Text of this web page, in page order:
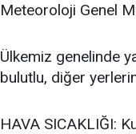
Meteoroloji Genel
Ülkemiz genelinde
bulutlu, diğer
HAVA SICAKLIĞI: